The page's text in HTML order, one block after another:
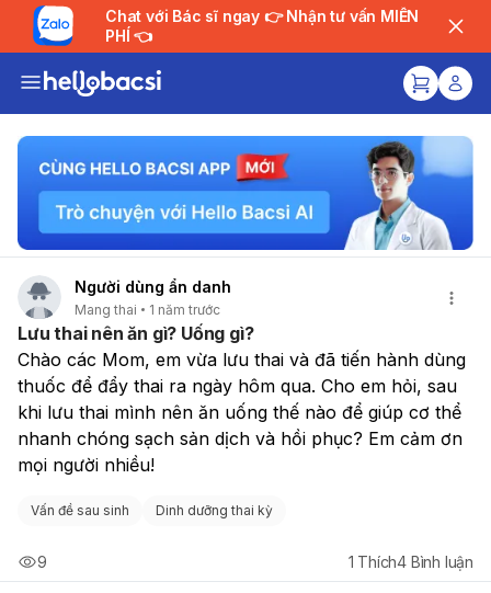
Chat với Bác sĩ ngay 👉 Nhận tư vấn MIỄN
PHÍ 👈
Người dùng ẩn danh
Mang thai 1 năm trước
Lưu thai nên ăn gì? Uống gì?
Chào các Mom, em vừa lưu thai và đã tiến hành dùng
thuốc để đẩy thai ra ngày hôm qua. Cho em hỏi, sau
khi lưu thai mình nên ăn uống thế nào để giúp cơ thể
nhanh chóng sạch sản dịch và hồi phục? Em cảm ơn
mọi người nhiều!
Vấn đề sau sinh Dinh dưỡng thai kỳ
9 1 Thích4 Bình luận